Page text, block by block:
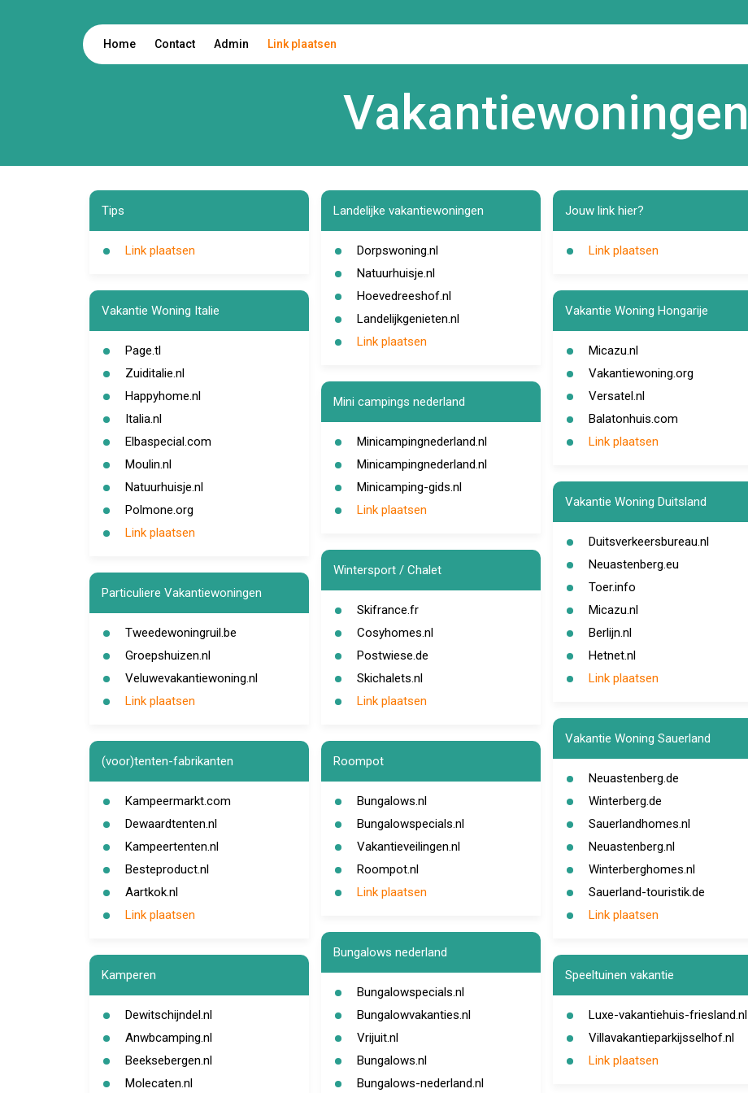
Home Contact Admin Link plaatsen
Vakantiewoningen
Tips
Link plaatsen
Vakantie Woning Italie
Page.tl
Zuiditalie.nl
Happyhome.nl
Italia.nl
Elbaspecial.com
Moulin.nl
Natuurhuisje.nl
Polmone.org
Link plaatsen
Particuliere Vakantiewoningen
Tweedewoningruil.be
Groepshuizen.nl
Veluwevakantiewoning.nl
Link plaatsen
(voor)tenten-fabrikanten
Kampeermarkt.com
Dewaardtenten.nl
Kampeertenten.nl
Besteproduct.nl
Aartkok.nl
Link plaatsen
Kamperen
Dewitschijndel.nl
Anwbcamping.nl
Beeksebergen.nl
Molecaten.nl
Landelijke vakantiewoningen
Dorpswoning.nl
Natuurhuisje.nl
Hoevedreeshof.nl
Landelijkgenieten.nl
Link plaatsen
Mini campings nederland
Minicampingnederland.nl
Minicampingnederland.nl
Minicamping-gids.nl
Link plaatsen
Wintersport / Chalet
Skifrance.fr
Cosyhomes.nl
Postwiese.de
Skichalets.nl
Link plaatsen
Roompot
Bungalows.nl
Bungalowspecials.nl
Vakantieveilingen.nl
Roompot.nl
Link plaatsen
Bungalows nederland
Bungalowspecials.nl
Bungalowvakanties.nl
Vrijuit.nl
Bungalows.nl
Bungalows-nederland.nl
Jouw link hier?
Link plaatsen
Vakantie Woning Hongarije
Micazu.nl
Vakantiewoning.org
Versatel.nl
Balatonhuis.com
Link plaatsen
Vakantie Woning Duitsland
Duitsverkeersbureau.nl
Neuastenberg.eu
Toer.info
Micazu.nl
Berlijn.nl
Hetnet.nl
Link plaatsen
Vakantie Woning Sauerland
Neuastenberg.de
Winterberg.de
Sauerlandhomes.nl
Neuastenberg.nl
Winterberghomes.nl
Sauerland-touristik.de
Link plaatsen
Speeltuinen vakantie
Luxe-vakantiehuis-friesland.nl
Villavakantieparkijsselhof.nl
Link plaatsen